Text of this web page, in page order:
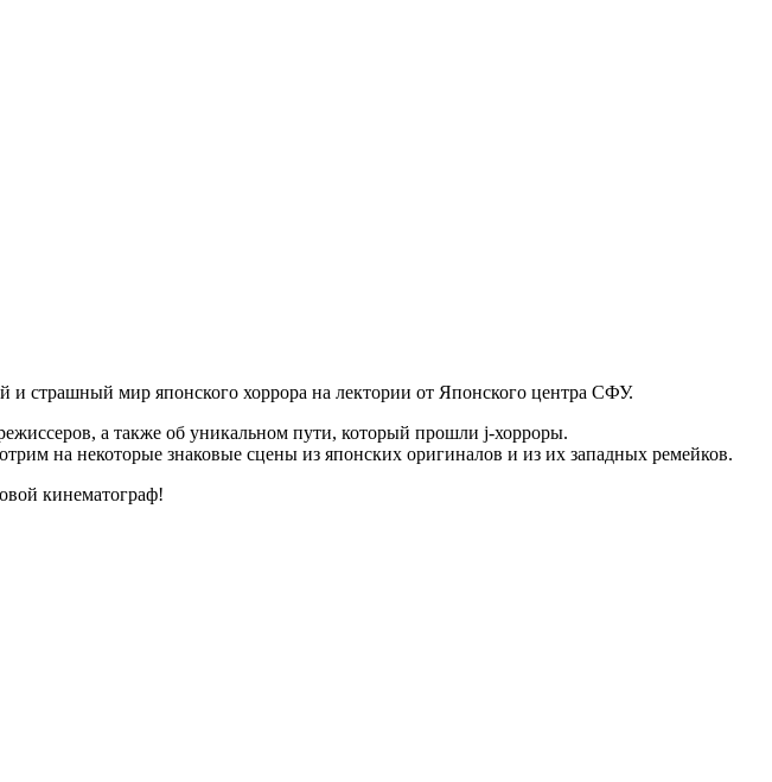
страшный мир японского хоррора на лектории от Японского центра СФУ.
а также об уникальном пути, который прошли j-хорроры.
на некоторые знаковые сцены из японских оригиналов и из их западных ремейков.
кинематограф!